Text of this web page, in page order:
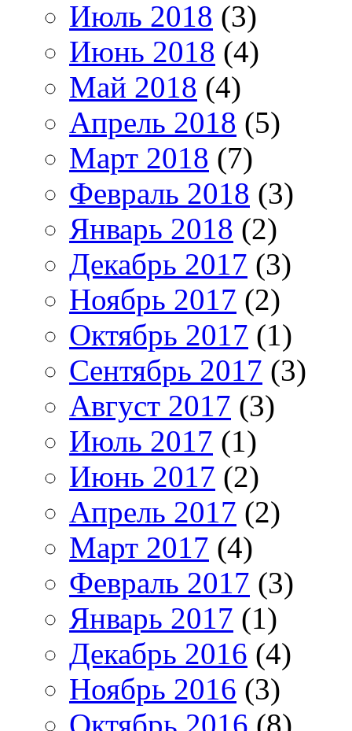
Июль 2018 (3)
Июнь 2018 (4)
Май 2018 (4)
Апрель 2018 (5)
Март 2018 (7)
Февраль 2018 (3)
Январь 2018 (2)
Декабрь 2017 (3)
Ноябрь 2017 (2)
Октябрь 2017 (1)
Сентябрь 2017 (3)
Август 2017 (3)
Июль 2017 (1)
Июнь 2017 (2)
Апрель 2017 (2)
Март 2017 (4)
Февраль 2017 (3)
Январь 2017 (1)
Декабрь 2016 (4)
Ноябрь 2016 (3)
Октябрь 2016 (8)